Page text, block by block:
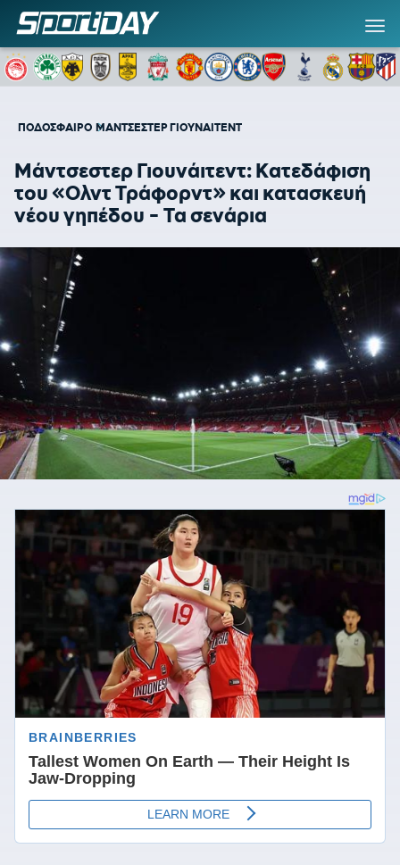
ΠΟΔΟΣΦΑΙΡΟ ΜΑΝΤΣΕΣΤΕΡ ΓΙΟΥΝΑΙΤΕΝΤ
Μάντσεστερ Γιουνάιτεντ: Κατεδάφιση
του «Ολντ Τράφορντ» και κατασκευή
νέου γηπέδου - Τα σενάρια